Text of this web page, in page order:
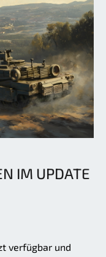
IM UPDATE
verfügbar und